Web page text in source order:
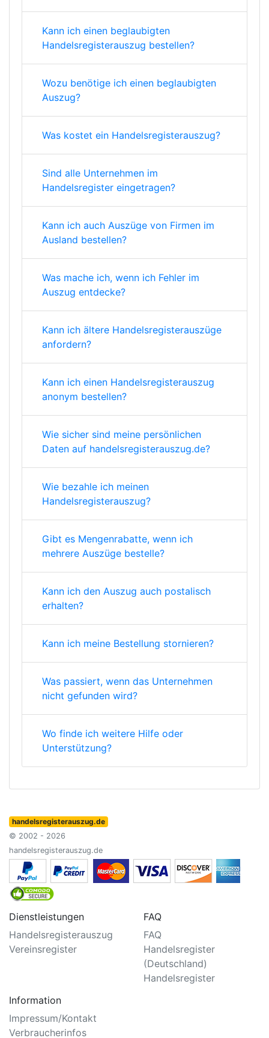
Kann ich einen beglaubigten
Handelsregisterauszug bestellen?
Wozu benötige ich einen beglaubigten
Auszug?
Was kostet ein Handelsregisterauszug?
Sind alle Unternehmen im
Handelsregister eingetragen?
Kann ich auch Auszüge von Firmen im
Ausland bestellen?
Was mache ich, wenn ich Fehler im
Auszug entdecke?
Kann ich ältere Handelsregisterauszüge
anfordern?
Kann ich einen Handelsregisterauszug
anonym bestellen?
Wie sicher sind meine persönlichen
Daten auf handelsregisterauszug.de?
Wie bezahle ich meinen
Handelsregisterauszug?
Gibt es Mengenrabatte, wenn ich
mehrere Auszüge bestelle?
Kann ich den Auszug auch postalisch
erhalten?
Kann ich meine Bestellung stornieren?
Was passiert, wenn das Unternehmen
nicht gefunden wird?
Wo finde ich weitere Hilfe oder
Unterstützung?
handelsregisterauszug.de
© 2002 - 2026
handelsregisterauszug.de
Dienstleistungen
Handelsregisterauszug
Vereinsregister
FAQ
FAQ
Handelsregister
(Deutschland)
Handelsregister
Information
Impressum/Kontakt
Verbraucherinfos